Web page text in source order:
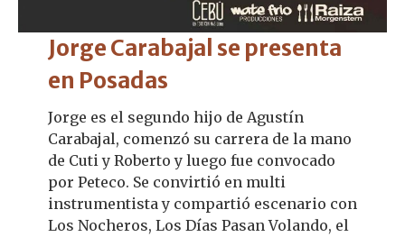
Jorge Carabajal se presenta
en Posadas
Jorge es el segundo hijo de Agustín
Carabajal, comenzó su carrera de la mano
de Cuti y Roberto y luego fue convocado
por Peteco. Se convirtió en multi
instrumentista y compartió escenario con
Los Nocheros, Los Días Pasan Volando, el